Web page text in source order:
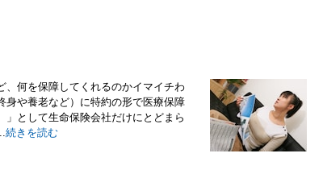
、何を保障してくれるのかイマイチわ
身や養老など）に特約の形で医療保障
として生命保険会社だけにとどまら
続きを読む